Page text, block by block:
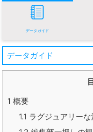
データガイド
データガイド
1 概要
1.1 ラグジュアリーな